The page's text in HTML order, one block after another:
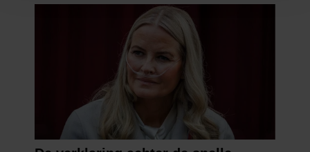
en om ons websiteverkeer te analyseren. Ook delen we
informatie over uw gebruik van onze site met onze
partners voor social media, adverteren en analyse. Deze
partners kunnen deze gegevens combineren met andere
informatie die u aan ze heeft verstrekt of die ze hebben
verzameld op basis van uw gebruik van hun services. U
gaat akkoord met onze cookies als u onze website blijft
gebruiken.